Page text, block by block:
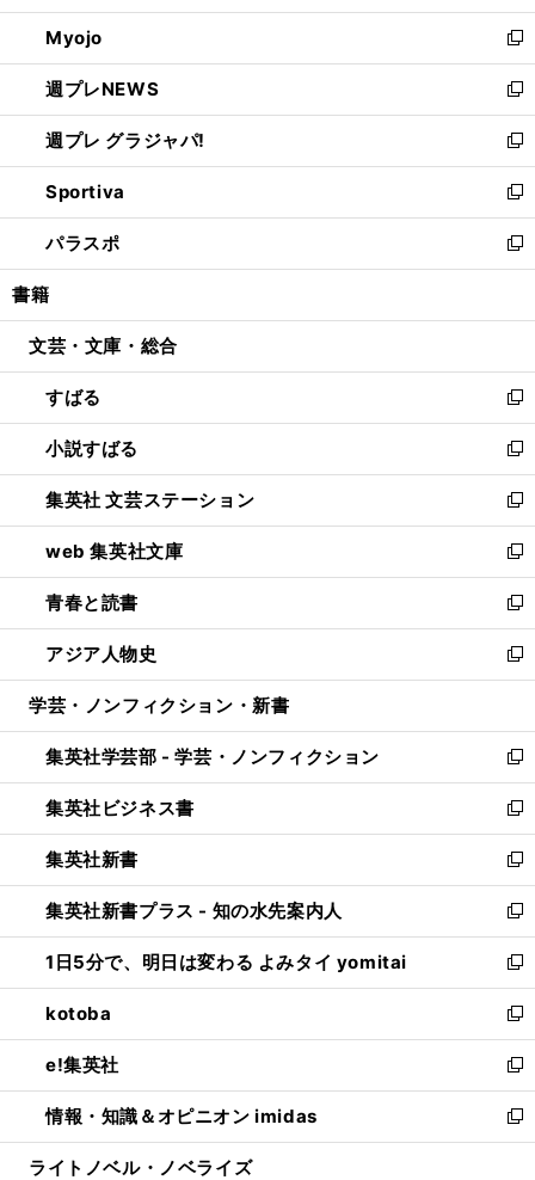
開
く
ウ
で
開
く
ン
ド
ウ
で
開
く
ウ
ィ
ン
ド
ウ
で
開
く
Myojo
新
し
い
ウ
ィ
ン
ド
ウ
で
開
週プレNEWS
新
し
い
ウ
ィ
ン
ド
ウ
開
週プレ グラジャパ!
新
し
い
ウ
ィ
ン
ウ
開
く
Sportiva
新
し
い
ウ
ン
ウ
で
開
く
パラスポ
新
し
ウ
ン
ド
ウ
で
開
く
書籍
文芸・文庫・総合
すばる
新
し
い
ウ
ィ
ン
ド
ウ
で
開
く
小説すばる
新
し
い
ウ
ィ
ン
ド
ウ
で
開
集英社 文芸ステーション
新
し
い
ウ
ィ
ン
ド
ウ
開
く
web 集英社文庫
新
し
い
ウ
ィ
ン
ウ
で
開
く
青春と読書
新
し
い
ウ
ン
ド
ウ
で
開
く
アジア人物史
新
し
ウ
ィ
ン
ド
ウ
で
開
く
学芸・ノンフィクション・新書
集英社学芸部 - 学芸・ノンフィクション
新
し
い
ウ
ィ
ン
ド
ウ
で
開
く
集英社ビジネス書
新
し
い
ウ
ィ
ン
ド
ウ
で
開
く
集英社新書
新
し
い
ウ
ィ
ン
ド
ウ
で
開
く
集英社新書プラス - 知の水先案内人
新
し
い
ウ
ィ
ン
ド
ウ
で
開
1日5分で、明日は変わる よみタイ yomitai
新
し
い
ウ
ィ
ン
ド
ウ
kotoba
新
し
い
ウ
ィ
ン
e!集英社
新
し
い
ウ
情報・知識＆オピニオン imidas
新
し
ライトノベル・ノベライズ